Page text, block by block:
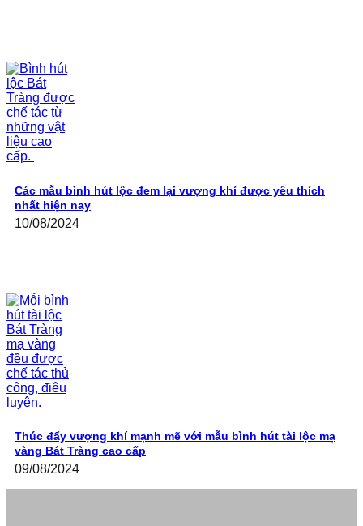
Các mẫu bình hút lộc đem lại vượng khí được yêu thích
nhất hiện nay
10/08/2024
Thúc đẩy vượng khí mạnh mẽ với mẫu bình hút tài lộc mạ
vàng Bát Tràng cao cấp
09/08/2024